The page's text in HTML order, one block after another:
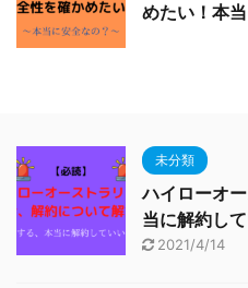
めたい！本
未分類
ハイローオ
当に解約し
2021/4/14